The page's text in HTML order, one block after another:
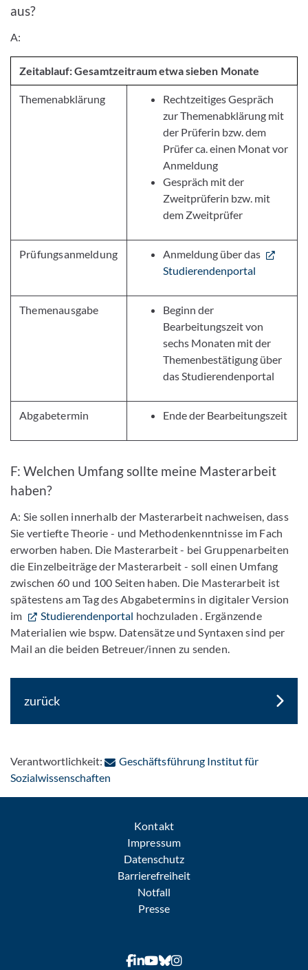
aus?
A:
Zeitablauf: Gesamtzeitraum etwa sieben Monate
Themenabklärung
Rechtzeitiges Gespräch
zur Themenabklärung mit
der Prüferin bzw. dem
Prüfer ca. einen Monat vor
Anmeldung
Gespräch mit der
Zweitprüferin bzw. mit
dem Zweitprüfer
Prüfungsanmeldung
Anmeldung über das
Studierendenportal
Themenausgabe
Beginn der
Bearbeitungszeit von
sechs Monaten mit der
Themenbestätigung über
das Studierendenportal
Abgabetermin Ende der Bearbeitungszeit
F: Welchen Umfang sollte meine Masterarbeit
haben?
A: Sie sollen innerhalb der Masterarbeit nachweisen, dass
Sie vertiefte Theorie - und Methodenkenntnisse im Fach
erworben haben. Die Masterarbeit - bei Gruppenarbeiten
die Einzelbeiträge der Masterarbeit - soll einen Umfang
zwischen 60 und 100 Seiten haben. Die Masterarbeit ist
spätestens am Tag des Abgabetermins in digitaler Version
im
Studierendenportal hochzuladen . Ergänzende
Materialien wie bspw. Datensätze und Syntaxen sind per
Mail an die beiden Betreuer/innen zu senden.
zurück
Verantwortlichkeit:
Geschäftsführung Institut für
Sozialwissenschaften
Kontakt
Impressum
Datenschutz
Barrierefreiheit
Notfall
Presse